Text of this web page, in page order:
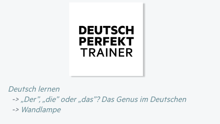
Inhalt
Deutsch lernen
„Der”, „die” oder „das”? Das Genus im Deutschen
Wandlampe